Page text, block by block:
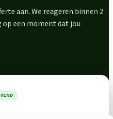
aan. We reageren binnen 2
op een moment dat jou